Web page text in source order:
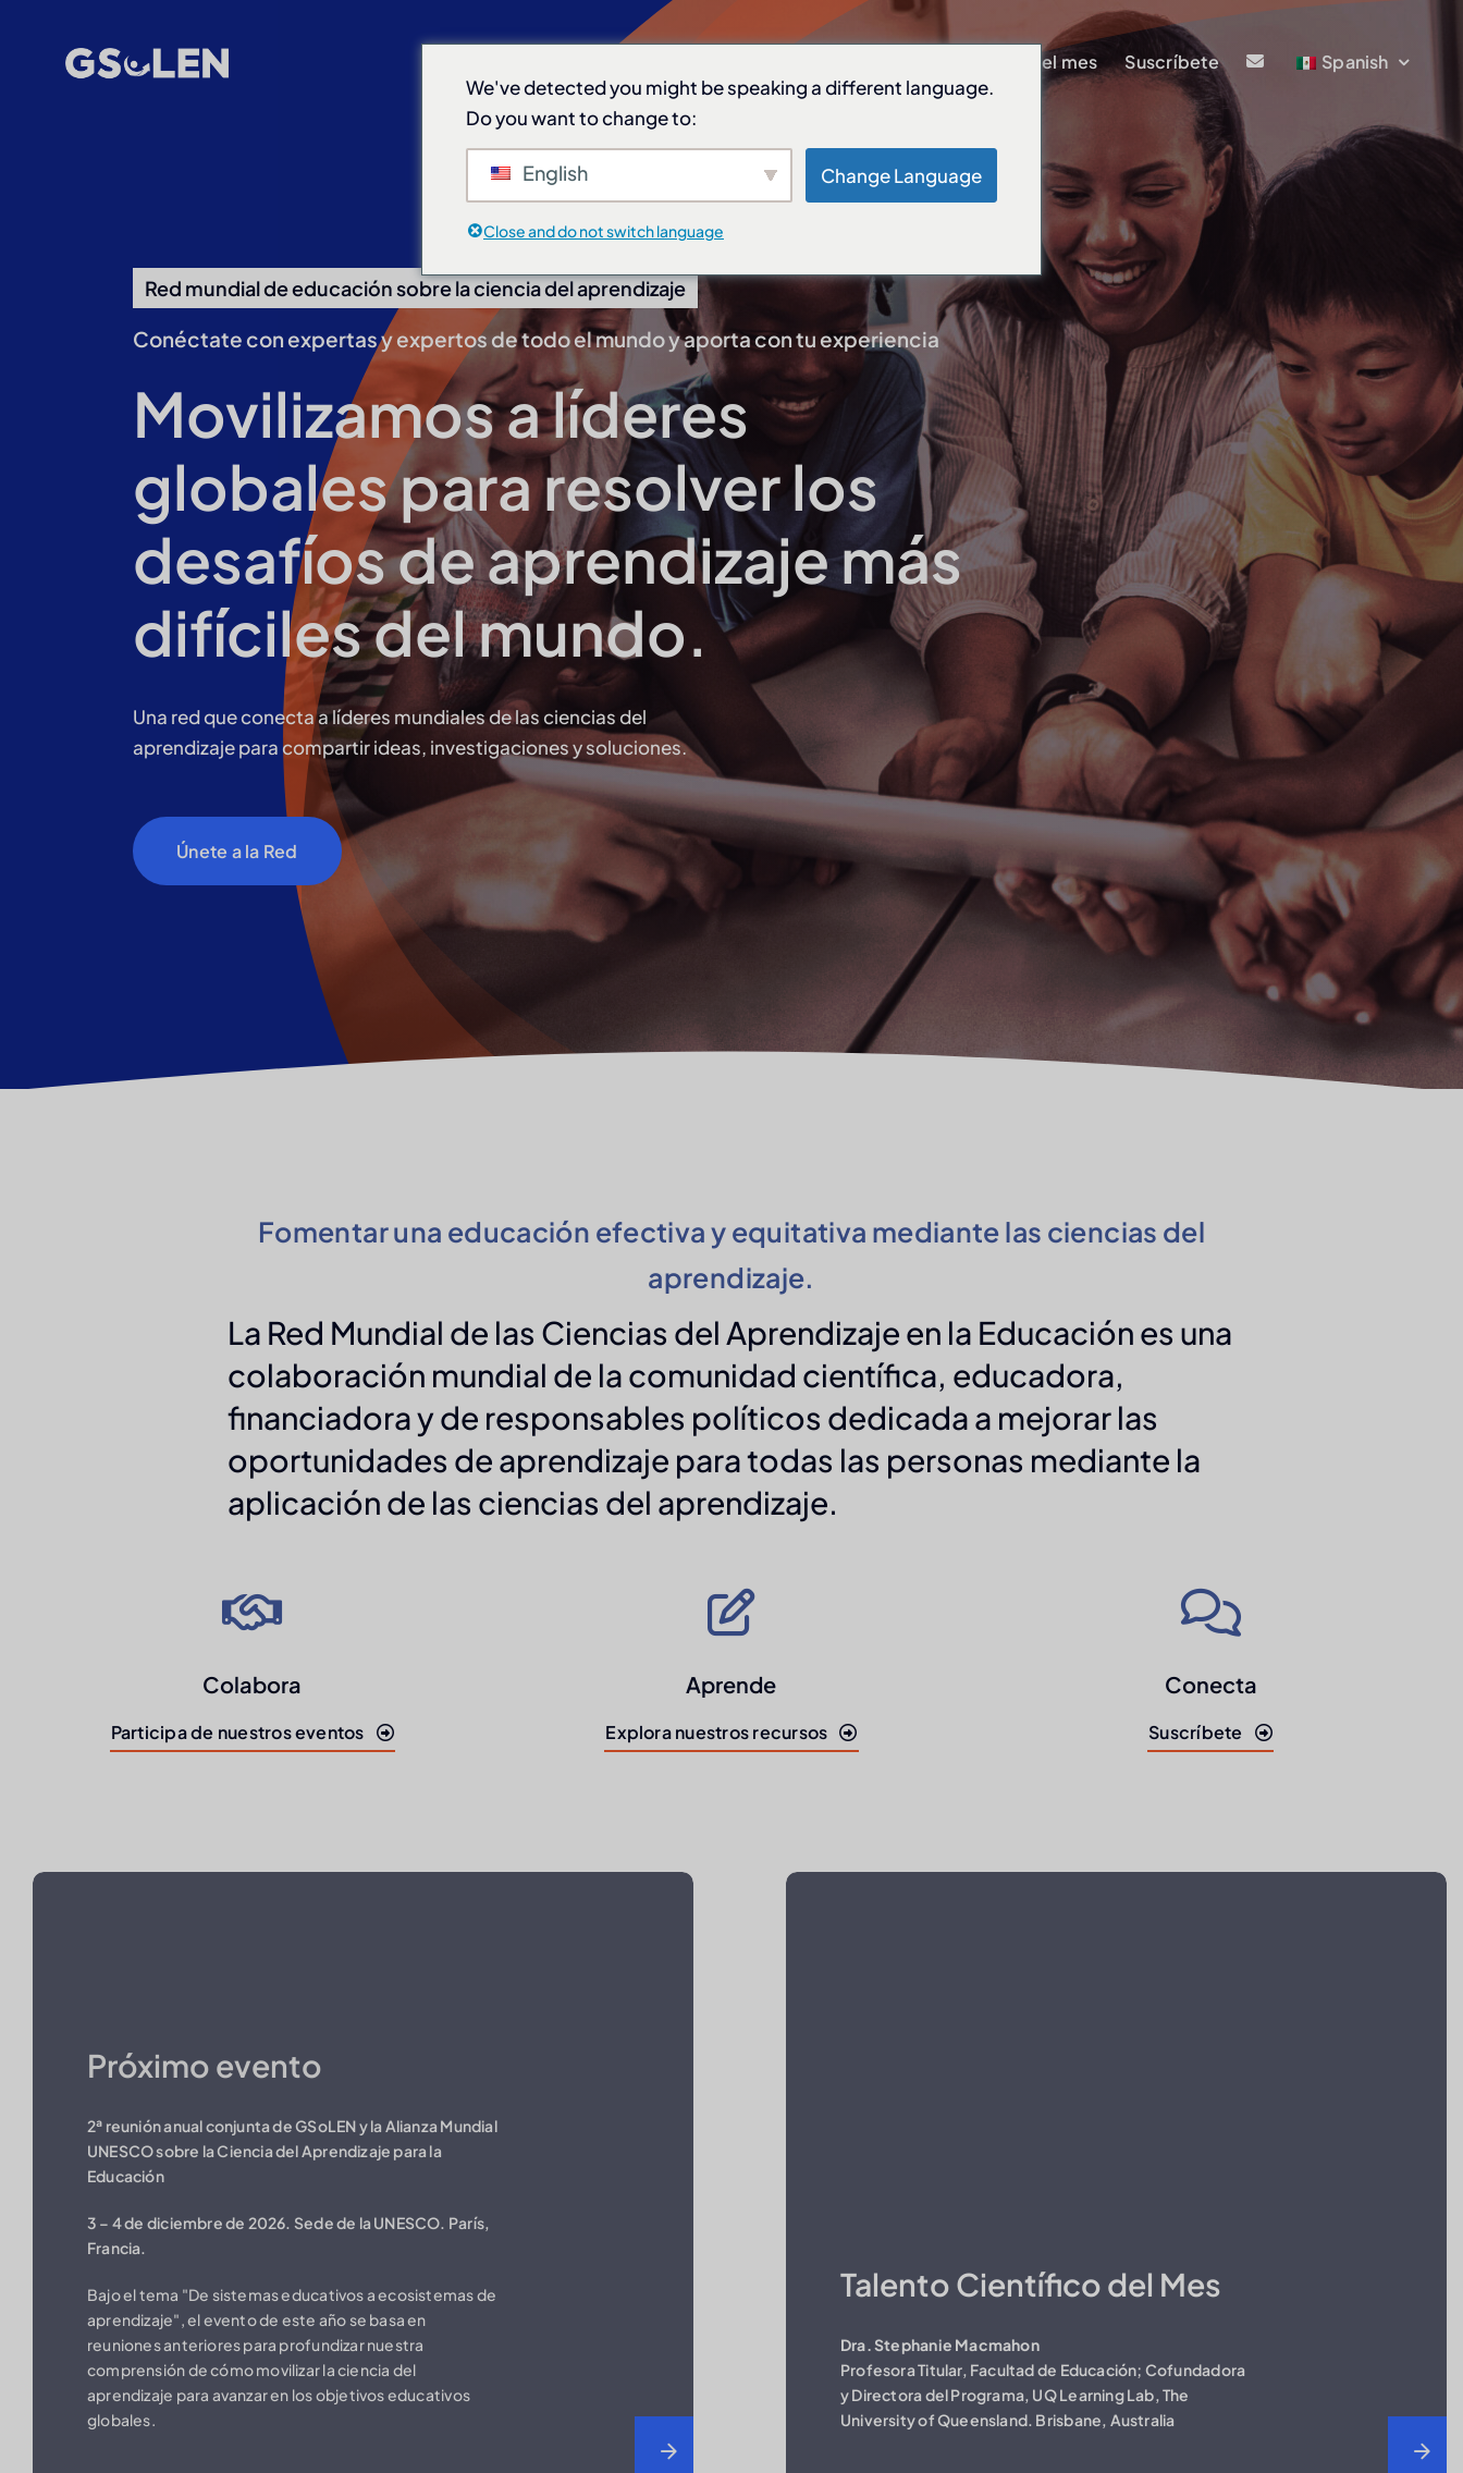
contenido
Talento Científico del mes Suscríbete Spanish
Red mundial de educación sobre la ciencia del aprendizaje
Conéctate con expertas y expertos de todo el mundo y aporta con tu experiencia
Movilizamos a líderes
globales para resolver los
desafíos de aprendizaje más
difíciles del mundo.
Una red que conecta a líderes mundiales de las ciencias del
aprendizaje para compartir ideas, investigaciones y soluciones.
Únete a la Red
Fomentar una educación efectiva y equitativa mediante las ciencias del
aprendizaje.
La Red Mundial de las Ciencias del Aprendizaje en la Educación es una
colaboración mundial de la comunidad científica, educadora,
financiadora y de responsables políticos dedicada a mejorar las
oportunidades de aprendizaje para todas las personas mediante la
aplicación de las ciencias del aprendizaje.
Colabora
Participa de nuestros eventos
Aprende
Explora nuestros recursos
Conecta
Suscríbete
Próximo evento
2ª reunión anual conjunta de GSoLEN y la Alianza Mundial
UNESCO sobre la Ciencia del Aprendizaje para la
Educación
3 – 4 de diciembre de 2026. Sede de la UNESCO. París,
Francia.
Bajo el tema "De sistemas educativos a ecosistemas de
aprendizaje", el evento de este año se basa en
reuniones anteriores para profundizar nuestra
comprensión de cómo movilizar la ciencia del
aprendizaje para avanzar en los objetivos educativos
globales.
Talento Científico del Mes
Dra. Stephanie Macmahon
Profesora Titular, Facultad de Educación; Cofundadora
y Directora del Programa, UQ Learning Lab, The
University of Queensland. Brisbane, Australia
We've detected you might be speaking a different language.
Do you want to change to:
English Change Language
Close and do not switch language